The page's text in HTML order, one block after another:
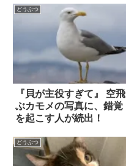
どうぶつ
『貝が主役すぎて』 空飛
ぶカモメの写真に、錯覚
を起こす人が続出！
どうぶつ